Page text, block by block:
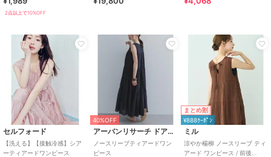
ワンピース 全2色
2点以上で10%OFF
セルフォード
【洗える】【接触冷感】シア
ーティアードワンピース
40%OFF
アーバンリサーチ ドアーズ
ノースリーブティアードワン
ピース
まとめ割
¥888ｸｰﾎﾟﾝ
ミル
涼やか楊柳 ノースリーブ ティ
アード ワンピース / 前後